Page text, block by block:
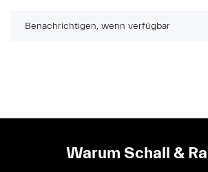
Benachrichtigen, wenn verfügbar
Warum Schall &